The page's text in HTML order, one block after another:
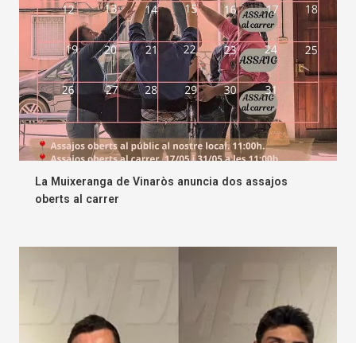
La Muixeranga de Vinaròs anuncia dos assajos
oberts al carrer